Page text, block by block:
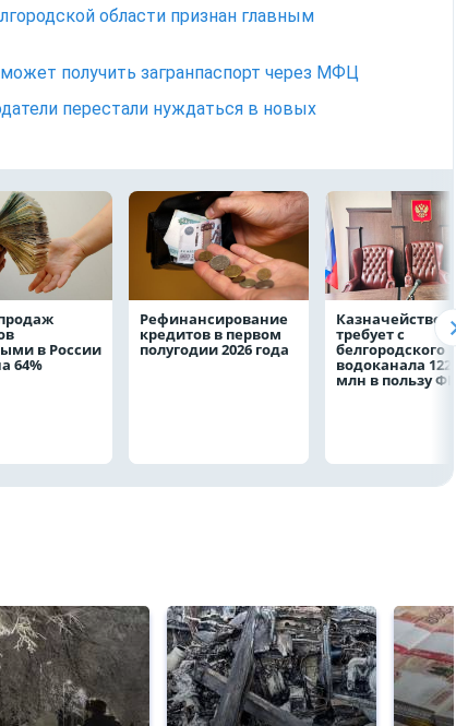
области признан главным
получить загранпаспорт через МФЦ
перестали нуждаться в новых
в России
64%
Рефинансирование
кредитов в первом
полугодии 2026 года
Казначейство
требует с
белгородского
водоканала 122,8
млн в пользу ФРТ